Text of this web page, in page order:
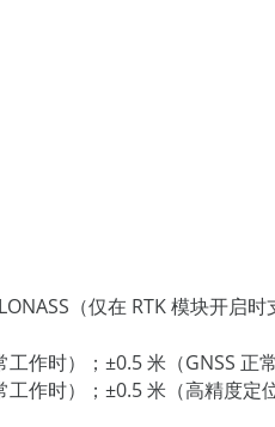
（仅在 RTK 模块开启时
作时）；±0.5 米（GNSS 正
作时）；±0.5 米（高精度定